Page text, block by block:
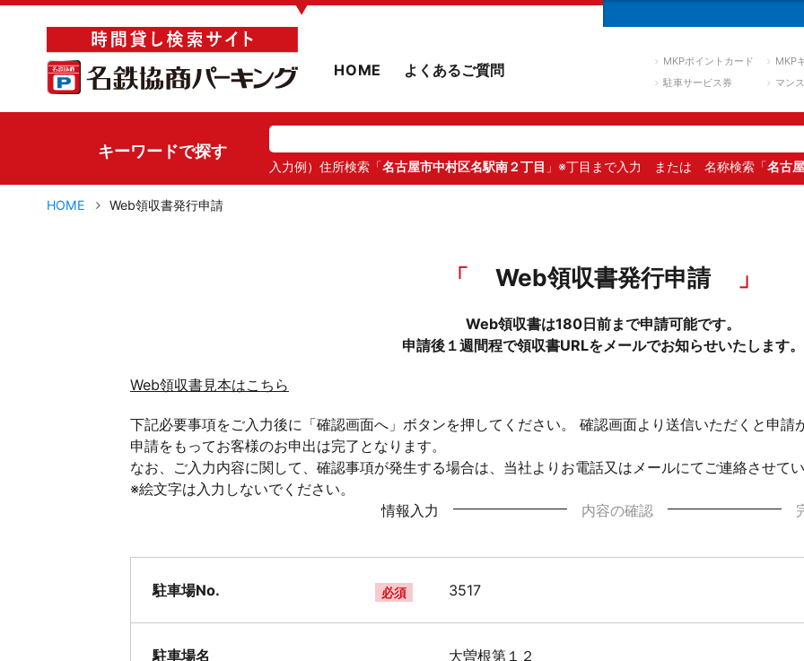
▼
HOME よくあるご質問 MKPポイントカード
MKP
駐車サービス券
マン
キーワードで探す
入力例）住所検索「名古屋市中村区名駅南２丁目 」※丁目まで入力 または 名称検索「名古
HOME Web領収書発行申請
Web領収書発行申請
Web領収書は180日前まで申請可能です。
申請後１週間程で領収書URLをメールでお知らせいたします。
Web領収書見本はこちら
下記必要事項をご入力後に「確認画面へ」ボタンを押してください。 確認画面より送信いただくと申請
申請をもってお客様のお申出は完了となります。
なお、ご入力内容に関して、確認事項が発生する場合は、当社よりお電話又はメールにてご連絡させて
※絵文字は入力しないでください。
情報入力
内容の確認
駐車場No. 必須 3517
駐車場名 大曽根第１２